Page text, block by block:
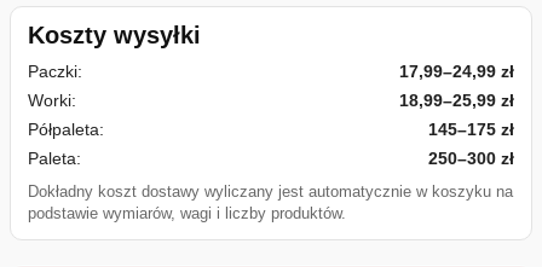
Koszty wysyłki
Paczki:
17,99–24,99 zł
Worki:
18,99–25,99 zł
Półpaleta:
145–175 zł
Paleta:
250–300 zł
Dokładny koszt dostawy wyliczany jest automatycznie w koszyku na
podstawie wymiarów, wagi i liczby produktów.